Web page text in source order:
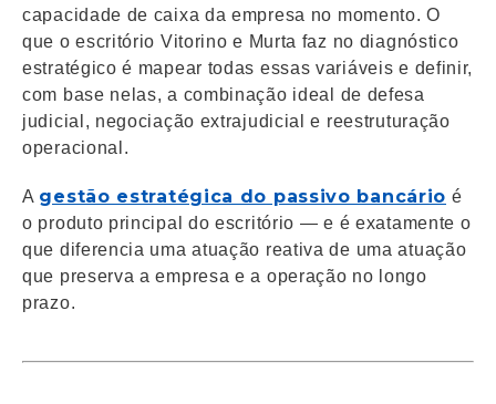
capacidade de caixa da empresa no momento. O
que o escritório Vitorino e Murta faz no diagnóstico
estratégico é mapear todas essas variáveis e definir,
com base nelas, a combinação ideal de defesa
judicial, negociação extrajudicial e reestruturação
operacional.
A gestão estratégica do passivo bancário é
o produto principal do escritório — e é exatamente o
que diferencia uma atuação reativa de uma atuação
que preserva a empresa e a operação no longo
prazo.